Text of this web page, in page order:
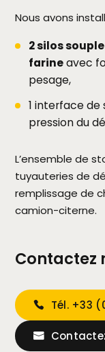
Nous avons
2 silos
farineavec
pesage,
1 interface
pression du
L’ensemble de
tuyauteries de
remplissage de
camion-citerne.
Contactez
Tél. +33